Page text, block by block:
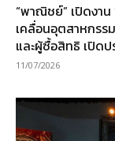
“พาณิชย์” เปิดงา
เคลื่อนอุตสาหกรร
และผู้ซื้อสิทธิ เปิดป
11/07/2026